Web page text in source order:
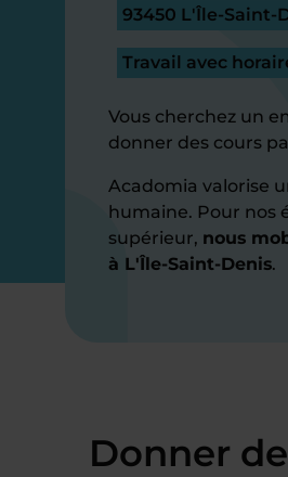
93450 L'Île-Saint-
Travail avec
Vous cherchez un
donner des cours
Acadomia valorise
humaine. Pour nos
supérieur, nous
à L'Île-Saint-Denis.
Donner